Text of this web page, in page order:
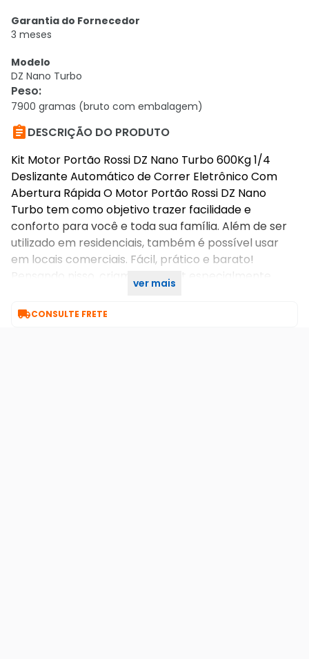
Garantia do Fornecedor
3 meses
Modelo
DZ Nano Turbo
Peso:
7900 gramas (bruto com embalagem)
DESCRIÇÃO DO PRODUTO
Kit Motor Portão Rossi DZ Nano Turbo 600Kg 1/4
Deslizante Automático de Correr Eletrônico Com
Abertura Rápida O Motor Portão Rossi DZ Nano
Turbo tem como objetivo trazer facilidade e
conforto para você e toda sua família. Além de ser
utilizado em residenciais, também é possível usar
em locais comerciais. Fácil, prático e barato!
Pensando nisso, criamos este kit especialmente
ver mais
CONSULTE FRETE